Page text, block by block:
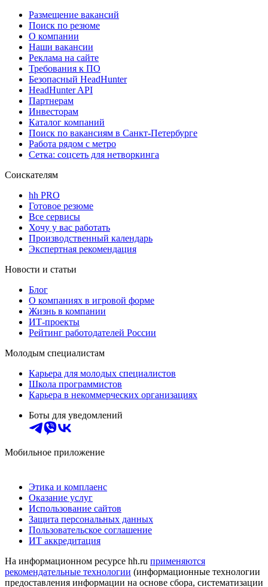
Размещение вакансий
Поиск по резюме
О компании
Наши вакансии
Реклама на сайте
Требования к ПО
Безопасный HeadHunter
HeadHunter API
Партнерам
Инвесторам
Каталог компаний
Поиск по вакансиям в Санкт-Петербурге
Работа рядом с метро
Сетка: соцсеть для нетворкинга
Соискателям
hh PRO
Готовое резюме
Все сервисы
Хочу у вас работать
Производственный календарь
Экспертная рекомендация
Новости и статьи
Блог
О компаниях в игровой форме
Жизнь в компании
ИТ-проекты
Рейтинг работодателей России
Молодым специалистам
Карьера для молодых специалистов
Школа программистов
Карьера в некоммерческих организациях
Боты для уведомлений
Мобильное приложение
Этика и комплаенс
Оказание услуг
Использование сайтов
Защита персональных данных
Пользовательское соглашение
ИТ аккредитация
На информационном ресурсе hh.ru применяются
рекомендательные технологии (информационные технологии
предоставления информации на основе сбора, систематизации